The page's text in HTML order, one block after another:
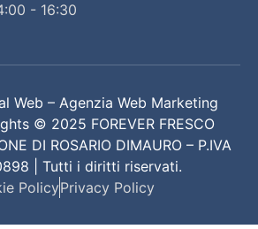
- 16:30
Web – Agenzia Web Marketing
© 2025 FOREVER FRESCO
DI ROSARIO DIMAURO – P.IVA
| Tutti i diritti riservati.
PolicyPrivacy Policy